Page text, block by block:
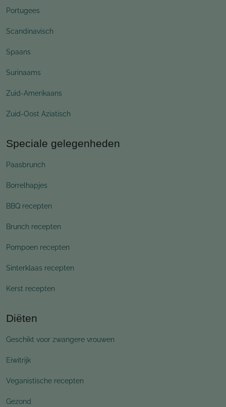
Portugees
Scandinavisch
Spaans
Surinaams
Zuid-Amerikaans
Zuid-Oost Aziatisch
Speciale gelegenheden
Paasbrunch
Borrelhapjes
BBQ recepten
Brunch recepten
Pompoen recepten
Sinterklaas recepten
Kerst recepten
Diëten
Geschikt voor zwangere vrouwen
Eiwitrijk
Veganistische recepten
Gezond